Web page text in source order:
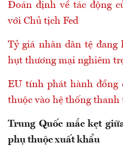
Đoán định về tác động
với Chủ tịch Fed
Tỷ giá nhân dân tệ đang
hụt thương mại nghiêm
EU tính phát hành đồng
thuộc vào hệ thống thanh
Trung Quốc mắc kẹt
phụ thuộc xuất khẩu